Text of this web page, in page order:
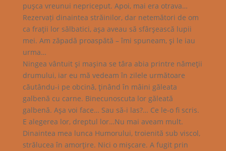
puşca vreunui nepriceput. Apoi, mai era otrava…
Rezervați dinaintea străinilor, dar netemători de om
ca fraţii lor sălbatici, aşa aveau să sfârşească lupii
mei. Am zăpadă proaspătă – îmi spuneam, şi le iau
urma…
Ningea vântuit şi maşina se târa abia printre nămeţii
drumului, iar eu mă vedeam în zilele următoare
căutându-i pe obcină, ţinând în mâini găleata
galbenă cu carne. Binecunoscuta lor găleată
galbenă. Aşa voi face… Sau să-i las?… Ce le-o fi scris.
E alegerea lor, dreptul lor…Nu mai aveam mult.
Dinaintea mea lunca Humorului, troienită sub viscol,
strălucea în amorţire. Nici o mişcare. A fugit prin